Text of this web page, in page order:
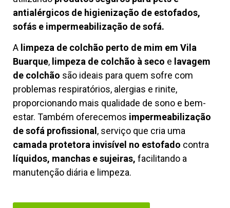
antialérgicos de higienização de estofados,
sofás e impermeabilização de sofá.
A limpeza de colchão perto de mim em Vila
Buarque, limpeza de colchão à seco e lavagem
de colchão são ideais para quem sofre com
problemas respiratórios, alergias e rinite,
proporcionando mais qualidade de sono e bem-
estar. Também oferecemos impermeabilização
de sofá profissional , serviço que cria uma
camada protetora invisível no estofado contra
líquidos, manchas e sujeiras, facilitando a
manutenção diária e limpeza.